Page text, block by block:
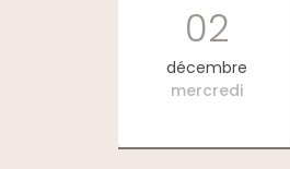
02
décembre
mercredi